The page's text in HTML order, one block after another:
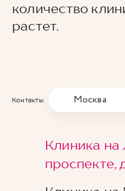
количество
растет.
Контакты Москва
Клиника
проспекте,